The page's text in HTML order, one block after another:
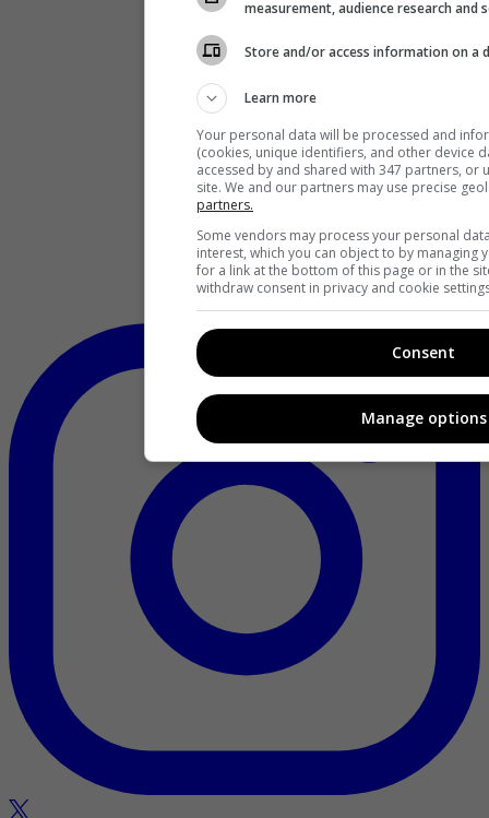
measurement, audience research and
Store and/or access information on a
Learn more
Your personal data will be processed and
(cookies, unique identifiers, and other device
accessed by and shared with 347 partners, or
site. We and our partners may use precise
partners.
Some vendors may process your personal
interest, which you can object to by managing
for a link at the bottom of this page or in the
withdraw consent in privacy and cookie
Consent
Manage options